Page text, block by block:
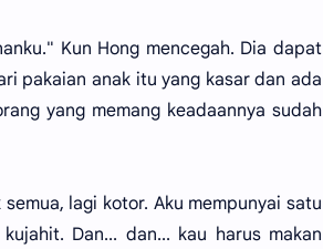
Kun Hong mencegah. Dia dapat
pakaian anak itu yang kasar dan ada
yang memang keadaannya sudah
lagi kotor. Aku mempunyai satu
Dan... dan... kau harus makan